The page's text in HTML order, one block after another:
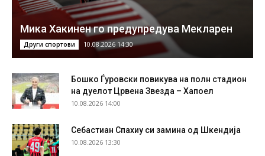
Мика Хакинен го предупредува Мекларен
Други спортови 10.08.2026 14:30
Бошко Ѓуровски повикува на полн стадион
на дуелот Црвена Звезда – Хапоел
10.08.2026 14:00
Себастиан Спахиу си замина од Шкендија
10.08.2026 13:30